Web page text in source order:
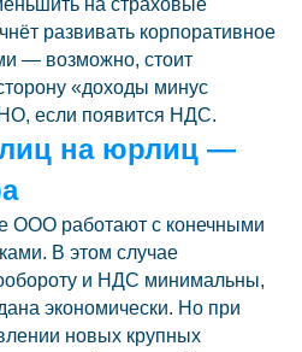
на страховые
развивать корпоративное
— возможно, стоит
«доходы минус
если появится НДС.
на юрлиц —
ООО работают с конечными
В этом случае
и НДС минимальны,
экономически. Но при
новых крупных